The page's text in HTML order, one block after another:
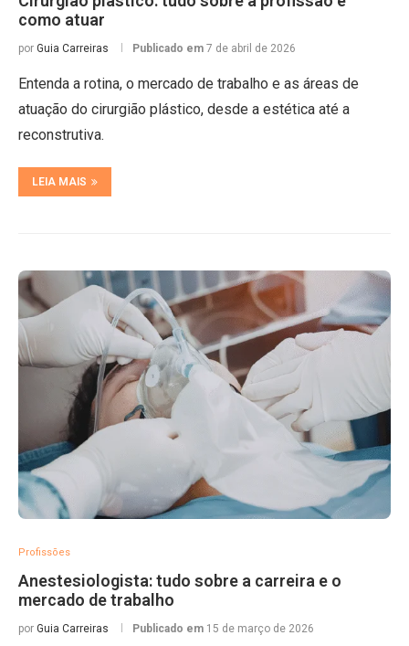
como atuar
por Guia Carreiras Publicado em 7 de abril de 2026
Entenda a rotina, o mercado de trabalho e as áreas de
atuação do cirurgião plástico, desde a estética até a
reconstrutiva.
LEIA MAIS
Profissões
Anestesiologista: tudo sobre a carreira e o
mercado de trabalho
por Guia Carreiras Publicado em 15 de março de 2026